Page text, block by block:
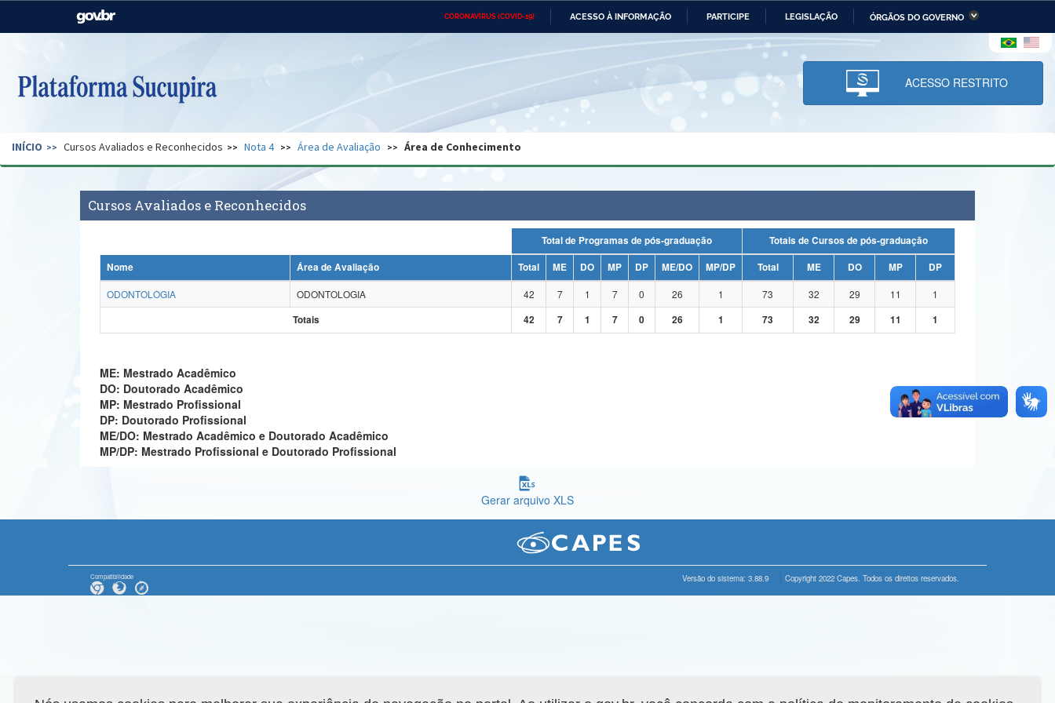
CORONAVÍRUS (COVID-19) ACESSO À INFORMAÇÃO PARTICIPE LEGISLAÇÃO ÓRGÃOS DO GOVERNO
Casa Civil Ministério das Relações Ministério da Economia Ministério da Infraestrutura
Pecuária e Abastecimento
Ministério da Ciência,
Tecnologia, Inovações e
Comunicações
Ministério do Desenvolvimento
Regional e dos Direitos Humanos
Secretaria de Governo Gabinete de Segurança Advocacia-Geral da União Banco Central do Brasil Planalto
ACESSO RESTRITO
INÍCIO Cursos Avaliados e Reconhecidos Nota 4 Área de Avaliação Área de Conhecimento
Cursos Avaliados e Reconhecidos
Total de Programas de pós-graduação
Totais de Cursos de pós-graduação
Nome
Área de Avaliação Total ME DO MP DP ME/DO MP/DP Total ME DO MP
DP
ODONTOLOGIA
ODONTOLOGIA 42 7 1 7 0 26 1 73 32 29 11
1
Totais
42 7 1 7 0 26 1 73 32 29 11 1
ME: Mestrado Acadêmico
DO: Doutorado Acadêmico
MP: Mestrado Profissional
DP: Doutorado Profissional
ME/DO: Mestrado Acadêmico e Doutorado Acadêmico
MP/DP: Mestrado Profissional e Doutorado Profissional
Gerar arquivo XLS
Compatibilidade Versão do sistema: 3.88.9 Copyright 2022 Capes. Todos os direitos reservados.